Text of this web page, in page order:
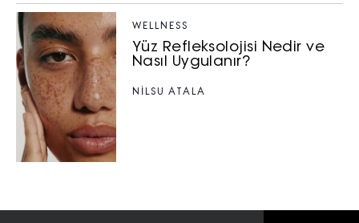
WELLNESS
Yüz Refleksolojisi Nedir ve
Nasıl Uygulanır?
NİLSU ATALA